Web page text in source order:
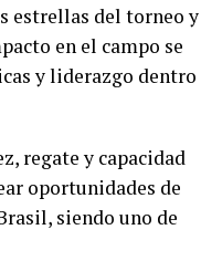
estrellas del torneo y
en el campo se
y liderazgo dentro
regate y capacidad
oportunidades de
siendo uno de